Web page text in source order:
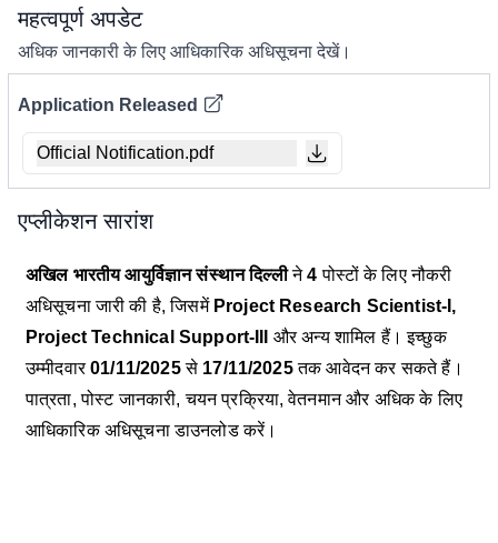
महत्वपूर्ण अपडेट
अधिक जानकारी के लिए आधिकारिक अधिसूचना देखें।
Application Released
Official Notification.pdf
एप्लीकेशन सारांश
अखिल भारतीय आयुर्विज्ञान संस्थान दिल्लीने4 पोस्टों के लिए नौकरी
अधिसूचना जारी की है, जिसमें Project Research Scientist-I,
Project Technical Support-III
और अन्य शामिल हैं। इच्छुक
उम्मीदवार01/11/2025से 17/11/2025तक आवेदन कर सकते हैं।
पात्रता, पोस्ट जानकारी, चयन प्रक्रिया, वेतनमान और अधिक के लिए
आधिकारिक अधिसूचना डाउनलोड करें।